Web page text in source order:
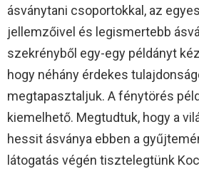
ásványtani csoportokkal, az
jellemzőivel és legismertebb
szekrényből egy-egy példányt
hogy néhány érdekes
megtapasztaljuk. A fénytörés
kiemelhető. Megtudtuk, hogy a
hessit ásványa ebben a
látogatás végén tisztelegtünk